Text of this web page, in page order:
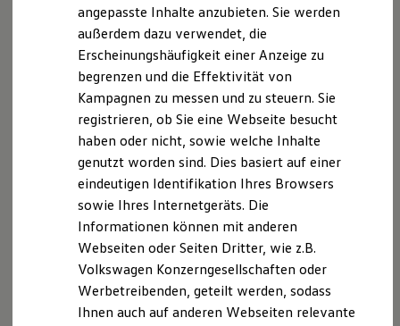
XTL-Dieselkraftstoff
Ersatzteile und Betriebsflüssigkeiten
Original Zubehör und Lifestyle Produkte
myVolkswagen
myVolkswagen Business
Elektrisch & Autonom
Elektro - & Hybridfahrzeuge
Unser Ansatz
Klimafreundlicher Strom
Reichweite & Ladelösungen
Reichweitensimulator
Ladezeitensimulator
Ladelösungen für Privatkunden
Ladelösungen für Gewerbekunden
Wallbox und Ladekabel
Förderung & Kosten der Elektrofahrzeuge
Fördermöglichkeiten für Privatkunden
Fördermöglichkeiten für Gewerbekunden
angepasste Inhalte anzubieten. Sie werden
außerdem dazu verwendet, die
Erscheinungshäufigkeit einer Anzeige zu
begrenzen und die Effektivität von
Kampagnen zu messen und zu steuern. Sie
registrieren, ob Sie eine Webseite besucht
haben oder nicht, sowie welche Inhalte
genutzt worden sind. Dies basiert auf einer
eindeutigen Identifikation Ihres Browsers
sowie Ihres Internetgeräts. Die
Informationen können mit anderen
Webseiten oder Seiten Dritter, wie z.B.
Volkswagen Konzerngesellschaften oder
Werbetreibenden, geteilt werden, sodass
Ihnen auch auf anderen Webseiten relevante